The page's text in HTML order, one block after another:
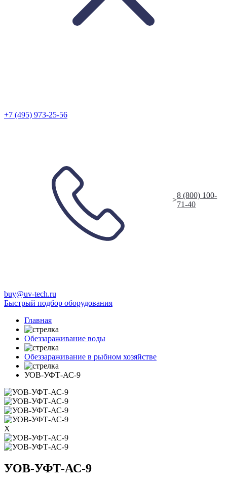
+7 (495) 973-25-56
>
8 (800) 100-
71-40
buy@uv-tech.ru
Быстрый подбор оборудования
Главная
Обеззараживание воды
Обеззараживание в рыбном хозяйстве
УОВ-УФТ-АС-9
X
УОВ-УФТ-АС-9